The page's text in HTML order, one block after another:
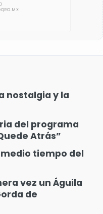
nostalgia y la
del programa
Atrás”
tiempo del
vez un Águila
de